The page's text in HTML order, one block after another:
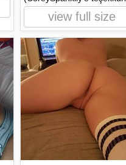
view full size